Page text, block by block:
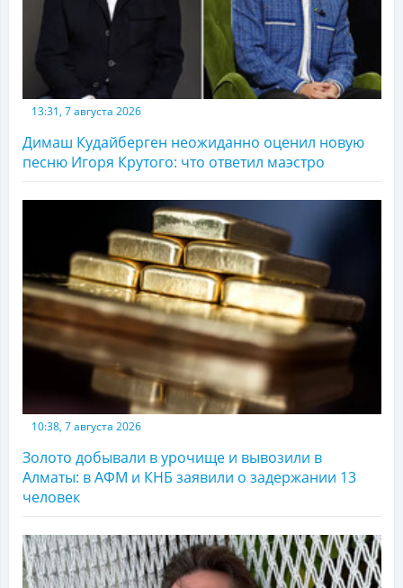
13:31, 7 августа 2026
Димаш Кудайберген неожиданно оценил новую
песню Игоря Крутого: что ответил маэстро
10:38, 7 августа 2026
Золото добывали в урочище и вывозили в
Алматы: в АФМ и КНБ заявили о задержании 13
человек